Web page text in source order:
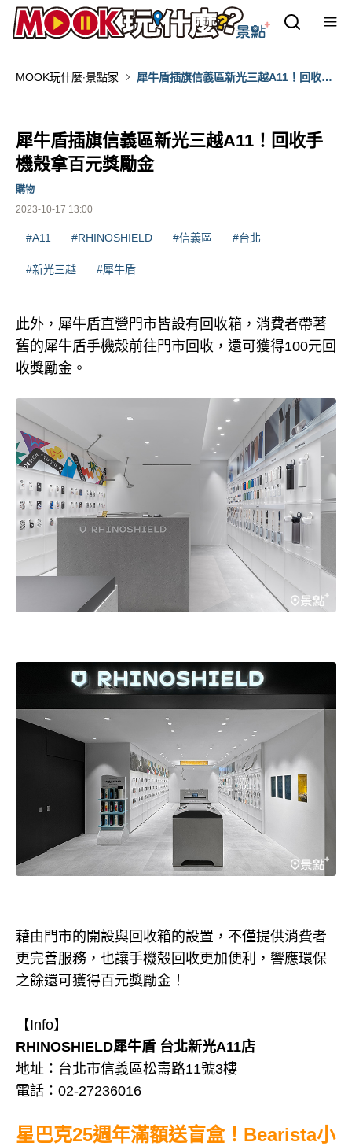
MOOK玩什麼‧景點家
犀牛盾插旗信義區新光三越A11！回收手
犀牛盾插旗信義區新光三越A11！回收手
機殼拿百元獎勵金
2023-10-17 13:00
購物
#A11 #RHINOSHIELD #信義區 #台北
#新光三越 #犀牛盾
此外，犀牛盾直營門市皆設有回收箱，消費者帶著
舊的犀牛盾手機殼前往門市回收，還可獲得100元回
收獎勵金。
藉由門市的開設與回收箱的設置，不僅提供消費者
更完善服務，也讓手機殼回收更加便利，響應環保
之餘還可獲得百元獎勵金！
【Info】
RHINOSHIELD犀牛盾 台北新光A11店
地址：台北市信義區松壽路11號3樓
電話：02-27236016
星巴克25週年滿額送盲盒！Bearista小